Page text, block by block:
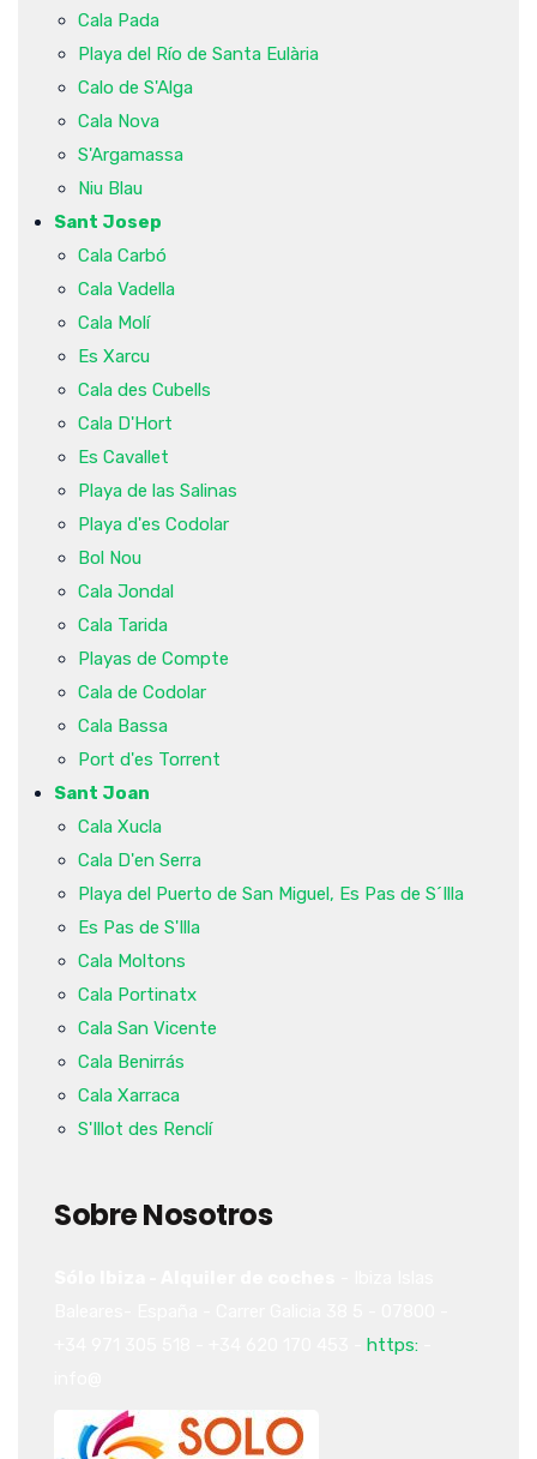
Cala Pada
Playa del Río de Santa Eulària
Calo de S'Alga
Cala Nova
S'Argamassa
Niu Blau
Sant Josep
Cala Carbó
Cala Vadella
Cala Molí
Es Xarcu
Cala des Cubells
Cala D'Hort
Es Cavallet
Playa de las Salinas
Playa d'es Codolar
Bol Nou
Cala Jondal
Cala Tarida
Playas de Compte
Cala de Codolar
Cala Bassa
Port d'es Torrent
Sant Joan
Cala Xucla
Cala D'en Serra
Playa del Puerto de San Miguel, Es Pas de S´Illa
Es Pas de S'Illa
Cala Moltons
Cala Portinatx
Cala San Vicente
Cala Benirrás
Cala Xarraca
S'Illot des Renclí
Sobre Nosotros
https: